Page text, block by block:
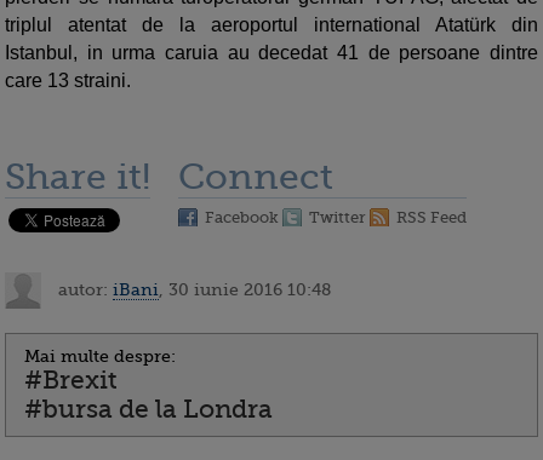
triplul atentat de la aeroportul international Atatürk din
Istanbul, in urma caruia au decedat 41 de persoane dintre
care 13 straini.
Share it! Connect
Facebook Twitter RSS Feed
autor: iBani , 30 iunie 2016 10:48
Mai multe despre:
#Brexit
#bursa de la Londra